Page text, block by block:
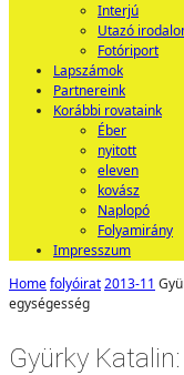
Interjú
Utazó
Fotóriport
Lapszámok
Partnereink
Korábbi rovataink
Éber
nyitott
eleven
kovász
Naplopó
Folyamirány
Impresszum
Homefolyóirat2013-11
egységesség
Gyürky